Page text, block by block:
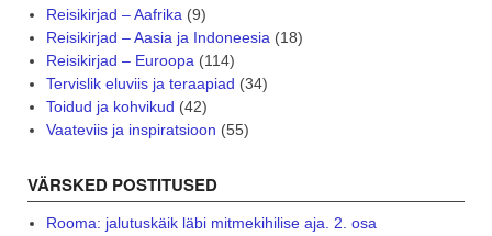
Reisikirjad – Aafrika(9)
Reisikirjad – Aasia ja Indoneesia(18)
Reisikirjad – Euroopa(114)
Tervislik eluviis ja teraapiad (34)
Toidud ja kohvikud (42)
Vaateviis ja inspiratsioon (55)
VÄRSKED POSTITUSED
Rooma: jalutuskäik läbi mitmekihilise aja. 2. osa